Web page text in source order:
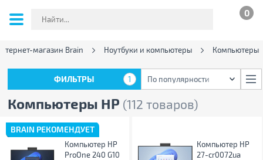
0
магазин Brain Ноутбуки и компьютеры Компьютеры
Компьютеры HP (112 товаров)
ФИЛЬТРЫ 1 По популярности
BRAIN РЕКОМЕНДУЕТ
Компьютер HP
ProOne 240 G10
Компьютер HP
27-cr0072ua
ФИЛЬТРЫ 1 По популярности